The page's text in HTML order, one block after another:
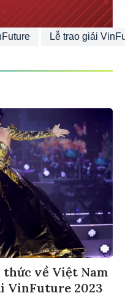
Lễ trao giải
về Việt Nam
VinFuture 2023